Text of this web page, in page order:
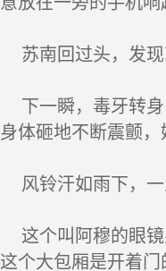
苏南回过头，发现
下一瞬，毒牙转身
身体砸地不断震颤，
风铃汗如雨下，一
这个叫阿穆的眼镜
这个大包厢是开着